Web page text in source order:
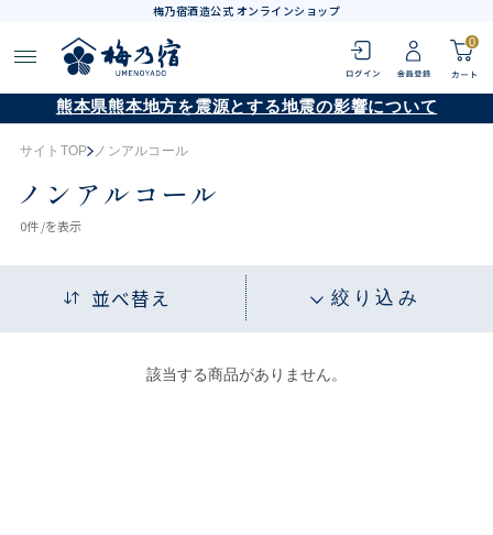
梅乃宿酒造公式 オンラインショップ
0
熊本県熊本地方を震源とする地震の影響について
サイトTOP ノンアルコール
ノンアルコール
0件 /を表示
並べ替え 絞り込み
該当する商品がありません。